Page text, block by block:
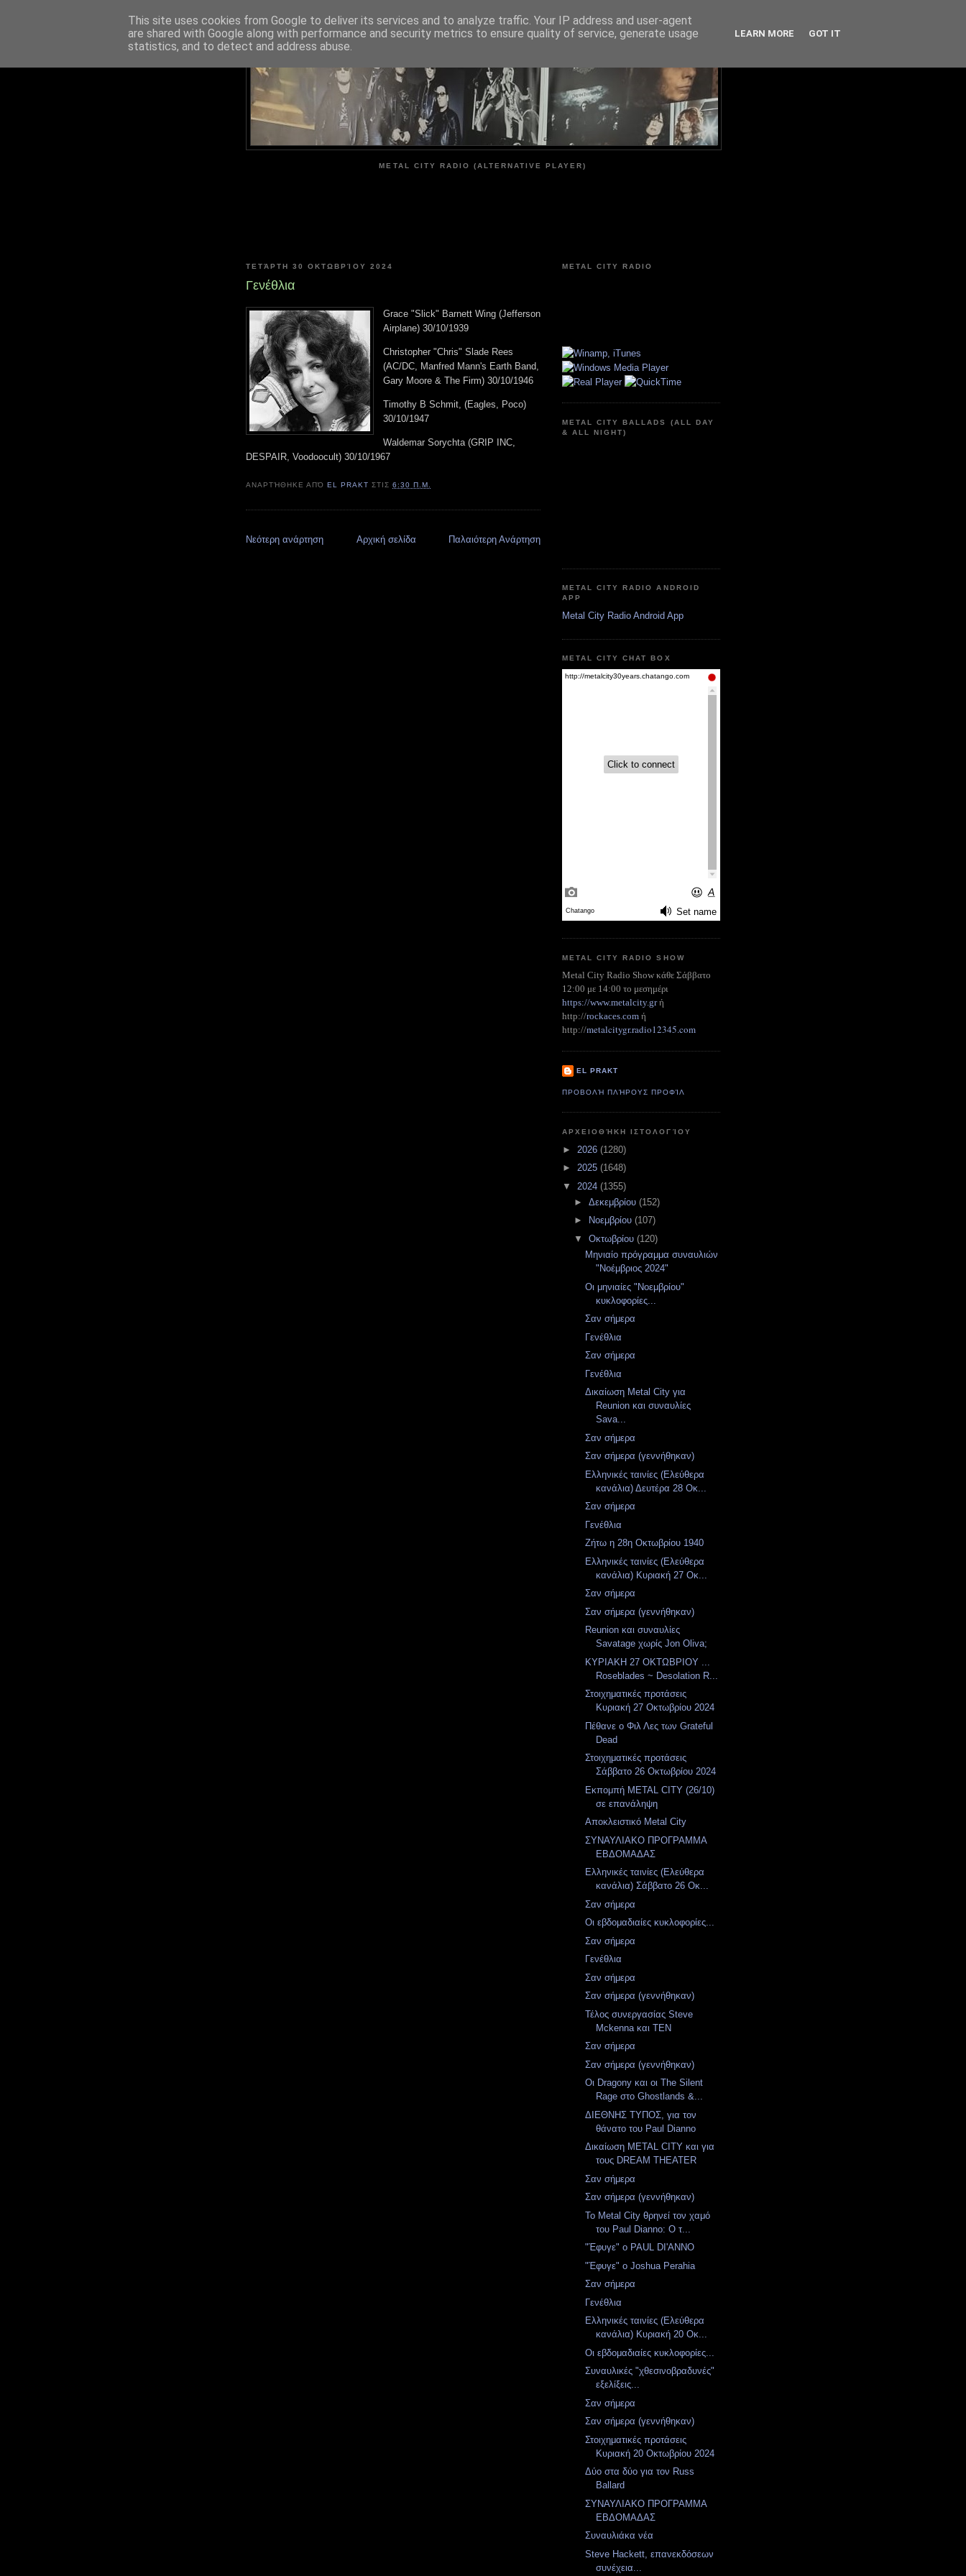
METAL CITY
METAL CITY RADIO (ALTERNATIVE PLAYER)
ΤΕΤΆΡΤΗ 30 ΟΚΤΩΒΡΊΟΥ 2024
Γενέθλια
Grace "Slick" Barnett Wing (Jefferson
Airplane) 30/10/1939
Christopher "Chris" Slade Rees
(AC/DC, Manfred Mann's Earth Band,
Gary Moore & The Firm) 30/10/1946
Timothy B Schmit, (Eagles, Poco)
30/10/1947
Waldemar Sorychta (GRIP INC,
DESPAIR, Voodoocult) 30/10/1967
ΑΝΑΡΤΉΘΗΚΕ ΑΠΌEL PRAKT ΣΤΙΣ6:30 Π.Μ.
Νεότερη ανάρτηση Παλαιότερη Ανάρτηση
Αρχική σελίδα
METAL CITY RADIO
METAL CITY BALLADS (ALL DAY
& ALL NIGHT)
METAL CITY RADIO ANDROID
APP
Metal City Radio Android App
METAL CITY CHAT BOX
METAL CITY RADIO SHOW
Metal City Radio Show κάθε Σάββατο
12:00 με 14:00 το μεσημέρι
https://www.metalcity.grή
http://rockaces.com ή
http://metalcitygr.radio12345.com
EL PRAKT
ΠΡΟΒΟΛΉ ΠΛΉΡΟΥΣ ΠΡΟΦΊΛ
ΑΡΧΕΙΟΘΉΚΗ ΙΣΤΟΛΟΓΊΟΥ
► 2026 (1280)
► 2025 (1648)
▼ 2024 (1355)
► Δεκεμβρίου (152)
►
Νοεμβρίου (107)
▼ Οκτωβρίου (120)
Μηνιαίο πρόγραμμα συναυλιών
"Νοέμβριος 2024"
Οι μηνιαίες "Νοεμβρίου"
κυκλοφορίες...
Σαν σήμερα
Γενέθλια
Σαν σήμερα
Γενέθλια
Δικαίωση Metal City για
Reunion και συναυλίες
Sava...
Σαν σήμερα
Σαν σήμερα (γεννήθηκαν)
Ελληνικές ταινίες (Ελεύθερα
κανάλια) Δευτέρα 28 Οκ...
Σαν σήμερα
Γενέθλια
Ζήτω η 28η Οκτωβρίου 1940
Ελληνικές ταινίες (Ελεύθερα
κανάλια) Κυριακή 27 Οκ...
Σαν σήμερα
Σαν σήμερα (γεννήθηκαν)
Reunion και συναυλίες
Savatage χωρίς Jon Oliva;
ΚΥΡΙΑΚΗ 27 ΟΚΤΩΒΡΙΟΥ ...
Roseblades ~ Desolation R...
Στοιχηματικές προτάσεις
Κυριακή 27 Οκτωβρίου 2024
Πέθανε ο Φιλ Λες των Grateful
Dead
Στοιχηματικές προτάσεις
Σάββατο 26 Οκτωβρίου 2024
Εκπομπή METAL CITY (26/10)
σε επανάληψη
Αποκλειστικό Metal City
ΣΥΝΑΥΛΙΑΚΟ ΠΡΟΓΡΑΜΜΑ
ΕΒΔΟΜΑΔΑΣ
Ελληνικές ταινίες (Ελεύθερα
κανάλια) Σάββατο 26 Οκ...
Σαν σήμερα
Οι εβδομαδιαίες κυκλοφορίες...
Σαν σήμερα
Γενέθλια
Σαν σήμερα
Σαν σήμερα (γεννήθηκαν)
Τέλος συνεργασίας Steve
Mckenna και TEN
Σαν σήμερα
Σαν σήμερα (γεννήθηκαν)
Οι Dragony και οι The Silent
Rage στο Ghostlands &...
ΔΙΕΘΝΗΣ ΤΥΠΟΣ, για τον
θάνατο του Paul Dianno
Δικαίωση METAL CITY και για
τους DREAM THEATER
Σαν σήμερα
Σαν σήμερα (γεννήθηκαν)
To Metal City θρηνεί τον χαμό
του Paul Dianno: Ο τ...
"Έφυγε" ο PAUL DI'ANNO
"Έφυγε" ο Joshua Perahia
Σαν σήμερα
Γενέθλια
Ελληνικές ταινίες (Ελεύθερα
κανάλια) Κυριακή 20 Οκ...
Οι εβδομαδιαίες κυκλοφορίες...
Συναυλικές "χθεσινοβραδυνές"
εξελίξεις...
Σαν σήμερα
Σαν σήμερα (γεννήθηκαν)
Στοιχηματικές προτάσεις
Κυριακή 20 Οκτωβρίου 2024
Δύο στα δύο για τον Russ
Ballard
ΣΥΝΑΥΛΙΑΚΟ ΠΡΟΓΡΑΜΜΑ
ΕΒΔΟΜΑΔΑΣ
Συναυλιάκα νέα
Steve Hackett, επανεκδόσεων
συνέχεια...
This site uses cookies from Google to deliver its services and to analyze traffic. Your IP address and user-agent
are shared with Google along with performance and security metrics to ensure quality of service, generate usage
statistics, and to detect and address abuse.
LEARN MORE GOT IT